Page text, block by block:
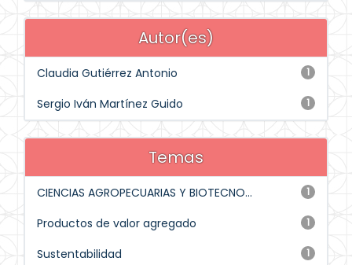
Autor(es)
1
Claudia Gutiérrez Antonio
1
Sergio Iván Martínez Guido
Temas
1
CIENCIAS AGROPECUARIAS Y BIOTECNO...
1
Productos de valor agregado
1
Sustentabilidad